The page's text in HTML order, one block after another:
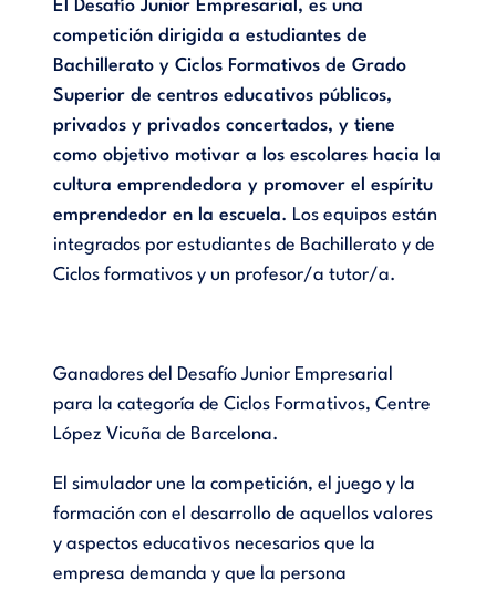
El Desafío Junior Empresarial, es una
competición dirigida a estudiantes de
Bachillerato y Ciclos Formativos de Grado
Superior de centros educativos públicos,
privados y privados concertados, y tiene
como objetivo motivar a los escolares hacia la
cultura emprendedora y promover el espíritu
emprendedor en la escuela. Los equipos están
integrados por estudiantes de Bachillerato y de
Ciclos formativos y un profesor/a tutor/a.
Ganadores del Desafío Junior Empresarial
para la categoría de Ciclos Formativos, Centre
López Vicuña de Barcelona.
El simulador une la competición, el juego y la
formación con el desarrollo de aquellos valores
y aspectos educativos necesarios que la
empresa demanda y que la persona